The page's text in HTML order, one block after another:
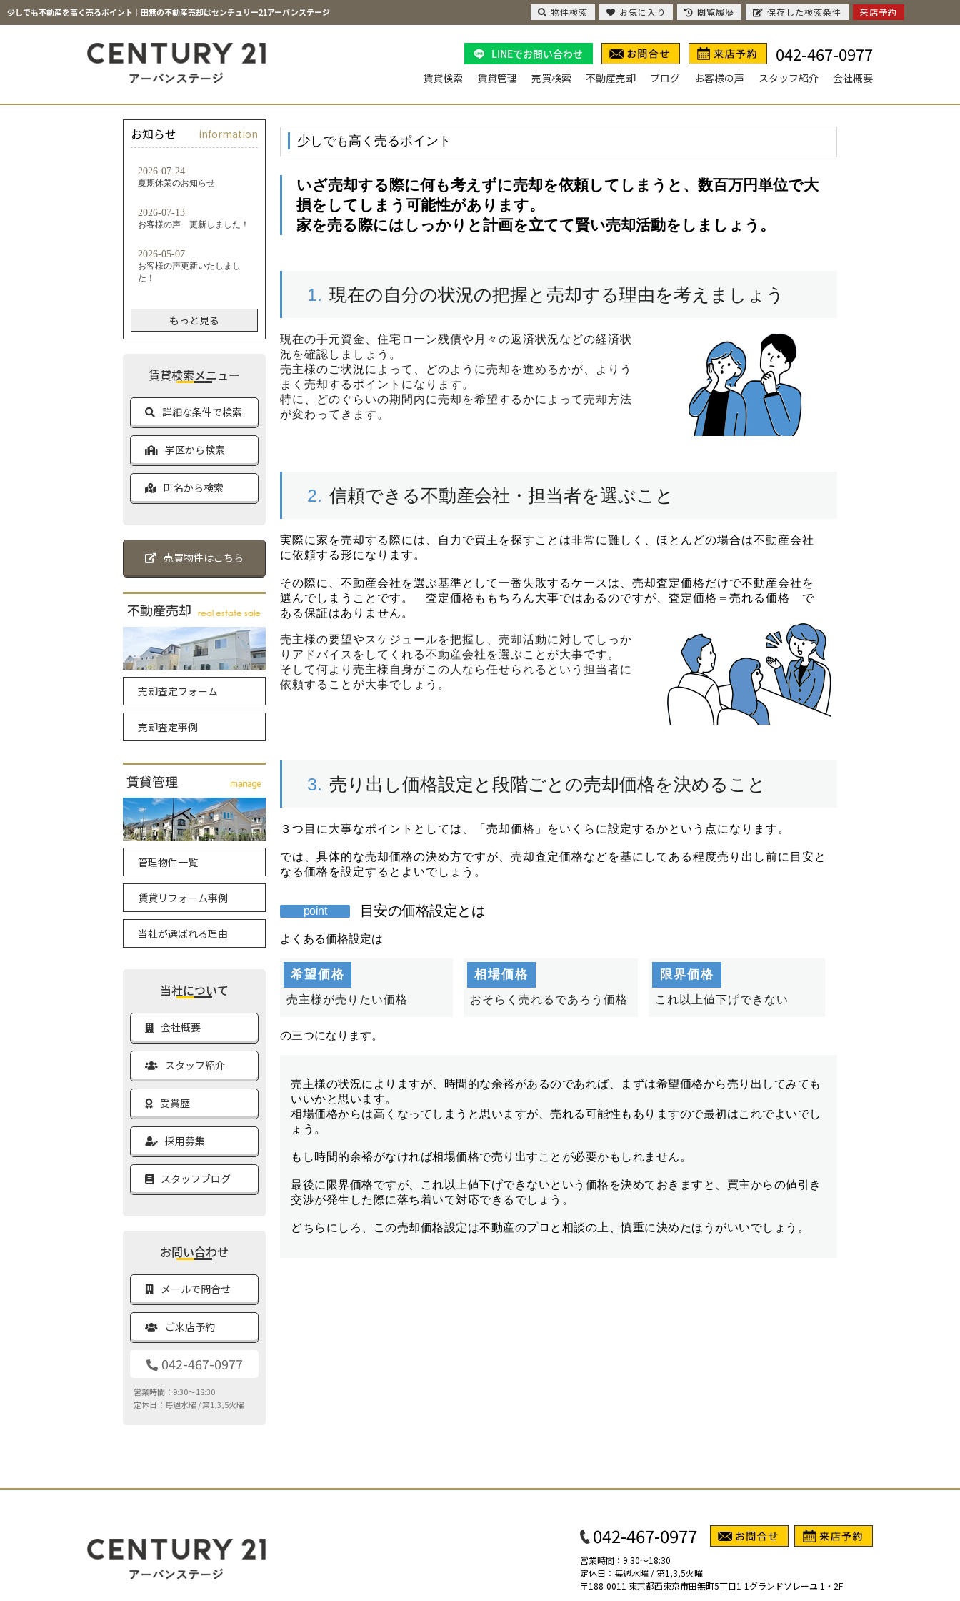
少しでも不動産を高く売るポイント｜田無の不動産売却はセンチュリー21アーバンステージ
LINEでお問い合わせ 042-467-0977
賃貸検索 賃貸管理 売買検索 不動産売却 ブログ お客様の声 スタッフ紹介 会社概要
お知らせ information
もっと見る
賃貸検索メニュー
詳細な条件で検索
学区から検索
町名から検索
売買物件はこちら
売却査定フォーム
売却査定事例
管理物件一覧
賃貸リフォーム事例
当社が選ばれる理由
当社について
会社概要
スタッフ紹介
受賞歴
採用募集
スタッフブログ
お問い合わせ
メールで問合せ
ご来店予約
042-467-0977
営業時間：9:30～18:30
定休日：毎週水曜 / 第1,3,5火曜
042-467-0977
営業時間：9:30～18:30
定休日：毎週水曜 / 第1,3,5火曜
〒188-0011 東京都西東京市田無町5丁目1-1グランドソレーユ 1・2F
物件検索 お気に入り 閲覧履歴 保存した検索条件 来店予約